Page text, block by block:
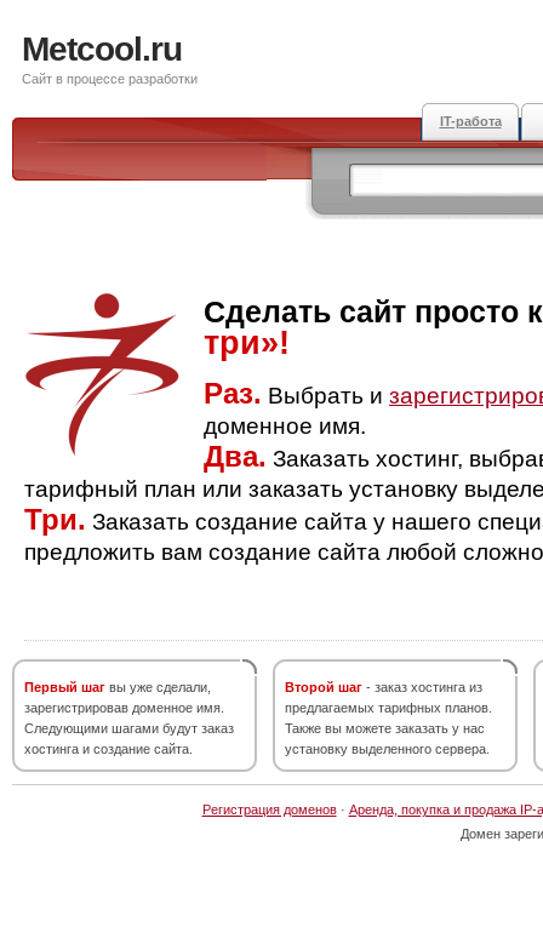
Metcool.ru
Сайт в процессе разработки
IT-работа
Сделать сайт просто
три»!
Раз. Выбрать и
доменное имя.
Два. Заказать хостинг,
тарифный план или заказать установку
Три. Заказать создание сайта у нашего
предложить вам создание сайта любой
Первый шаг вы уже сделали,
зарегистрировав доменное имя.
Следующими шагами будут заказ
хостинга и создание сайта.
Второй шаг - заказ хостинга из
предлагаемых тарифных планов.
Также вы можете заказать у нас
установку выделенного сервера.
Регистрация доменов· Аренда, покупка и продажа IP-
Домен